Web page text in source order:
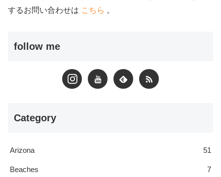
するお問い合わせは こちら 。
follow me
Category
Arizona 51
Beaches 7